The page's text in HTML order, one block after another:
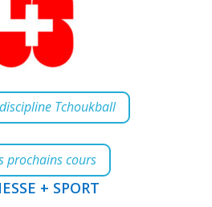
Tchoukball
prochains cours
+ SPORT